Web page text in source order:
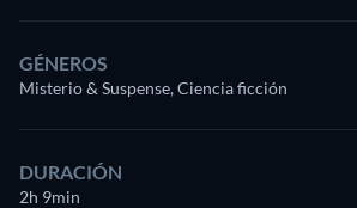
GÉNEROS
Misterio & Suspense, Ciencia ficción
DURACIÓN
2h 9min